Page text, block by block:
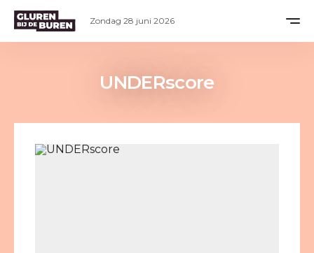
UNDERscore
Zondag 28 juni 2026